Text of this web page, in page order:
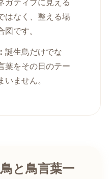
ガティブに見える
はなく、整える場
図です。
誕生鳥だけでな
葉をその日のテー
いません。
と鳥言葉一